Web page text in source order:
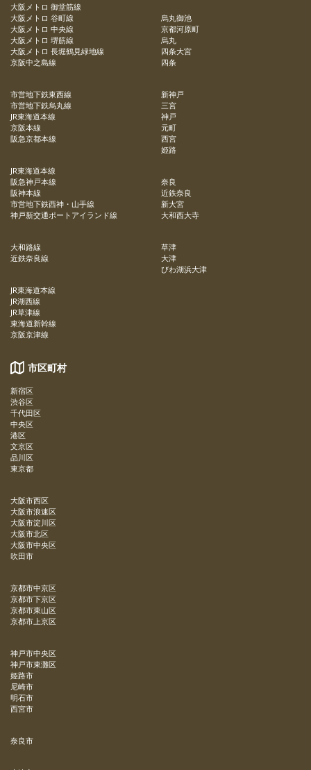
大阪メトロ 御堂筋線
大阪メトロ 谷町線
大阪メトロ 中央線
大阪メトロ 堺筋線
大阪メトロ 長堀鶴見緑地線
京阪中之島線
市営地下鉄東西線
市営地下鉄烏丸線
JR東海道本線
京阪本線
阪急京都本線
JR東海道本線
阪急神戸本線
阪神本線
市営地下鉄西神・山手線
神戸新交通ポートアイランド線
大和路線
近鉄奈良線
JR東海道本線
JR湖西線
JR草津線
東海道新幹線
京阪京津線
烏丸御池
京都河原町
烏丸
四条大宮
四条
新神戸
三宮
神戸
元町
西宮
姫路
奈良
近鉄奈良
新大宮
大和西大寺
草津
大津
びわ湖浜大津
市区町村
新宿区
渋谷区
千代田区
中央区
港区
文京区
品川区
東京都
大阪市西区
大阪市浪速区
大阪市淀川区
大阪市北区
大阪市中央区
吹田市
京都市中京区
京都市下京区
京都市東山区
京都市上京区
神戸市中央区
神戸市東灘区
姫路市
尼崎市
明石市
西宮市
奈良市